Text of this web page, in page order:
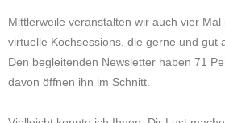
Mittlerweile veranstalten wir auch vier
virtuelle Kochsessions, die gerne und gut
Den begleitenden Newsletter haben 71
davon öffnen ihn im Schnitt.